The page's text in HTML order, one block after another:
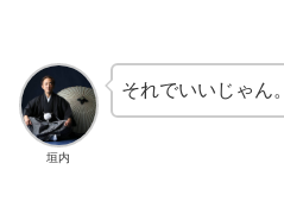
垣内
それでいいじゃん。